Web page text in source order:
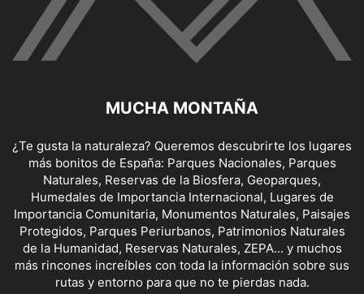
MUCHA MONTAÑA
¿Te gusta la naturaleza? Queremos descubrirte los lugares
más bonitos de España: Parques Nacionales, Parques
Naturales, Reservas de la Biosfera, Geoparques,
Humedales de Importancia Internacional, Lugares de
Importancia Comunitaria, Monumentos Naturales, Paisajes
Protegidos, Parques Periurbanos, Patrimonios Naturales
de la Humanidad, Reservas Naturales, ZEPA... y muchos
más rincones increíbles con toda la información sobre sus
rutas y entorno para que no te pierdas nada.